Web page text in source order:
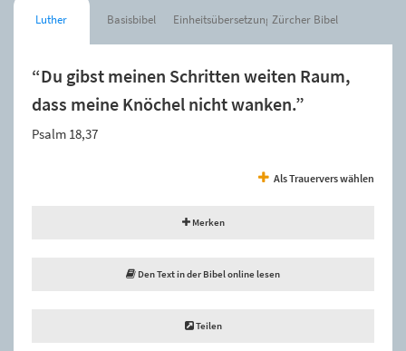
Luther Basisbibel Einheitsübersetzung Zürcher Bibel
“Du gibst meinen Schritten weiten Raum,
dass meine Knöchel nicht wanken.”
Psalm 18,37
Als Trauervers wählen
Merken
Den Text in der Bibel online lesen
Teilen